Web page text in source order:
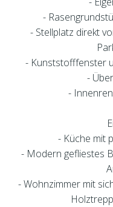
-
- Stellplatz direkt
- Kunststofffenster
-
-
- Küche mit
- Modern gefliestes
- Wohnzimmer mit